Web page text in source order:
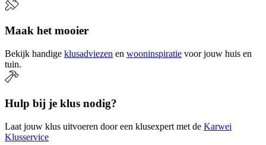
Maak het mooier
Bekijk handige klusadviezen en wooninspiratie voor jouw huis en
tuin.
Hulp bij je klus nodig?
Laat jouw klus uitvoeren door een klusexpert met de Karwei
Klusservice